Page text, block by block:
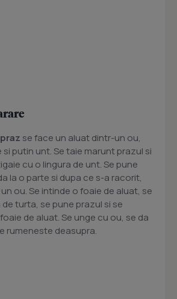
se face un aluat dintr-un ou,
putin unt. Se taie marunt prazul si
cu o lingura de unt. Se pune
la o parte si dupa ce s-a racorit,
ou. Se intinde o foaie de aluat, se
turta, se pune prazul si se
de aluat. Se unge cu ou, se da
rumeneste deasupra.